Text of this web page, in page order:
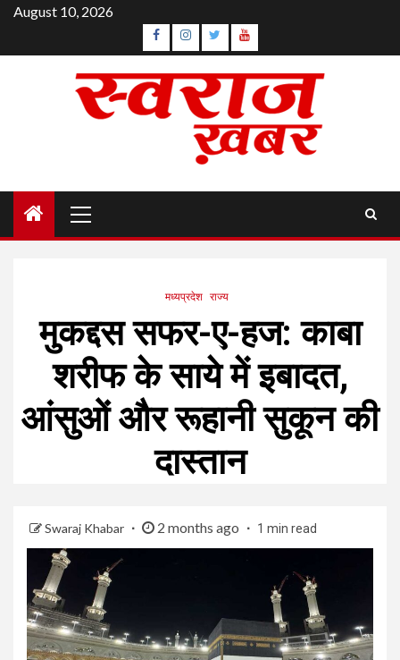
Skip
content
August 10, 2026
Facebook
Instagram
TwitterYouTube
Menu
मध्यप्रदेश राज्य
मुकद्दस सफर-ए-हज: काबा
शरीफ के साये में इबादत,
आंसुओं और रूहानी सुकून की
दास्तान
Swaraj Khabar 2 months ago 1 min read